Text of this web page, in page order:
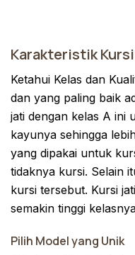
Karakteristik
Ketahui Kelas dan
dan yang paling baik
jati dengan kelas A ini
kayunya sehingga
yang dipakai untuk
tidaknya kursi. Selain
kursi tersebut. Kursi
semakin tinggi
Pilih Model yang Unik